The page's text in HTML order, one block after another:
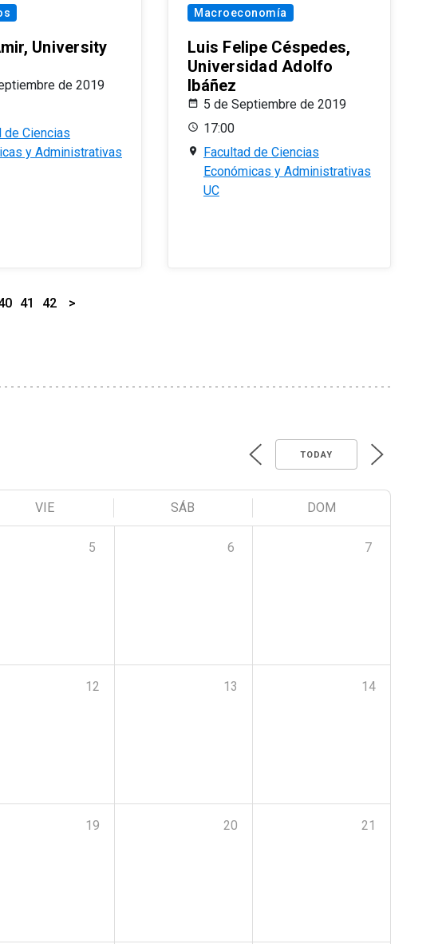
University
de 2019
de Ciencias
y Administrativas
Macroeconomía
Luis Felipe Céspedes,
Universidad Adolfo
Ibáñez
5 de Septiembre de 2019
17:00
Facultad de Ciencias
Económicas y Administrativas
UC
41 42 >
TODAY
VIE SÁB DOM
5 6 7
12 13 14
19 20 21